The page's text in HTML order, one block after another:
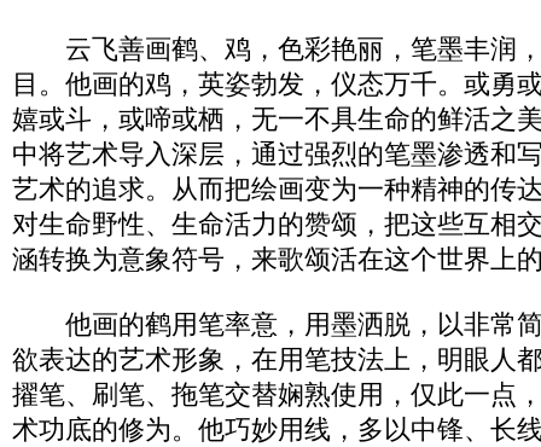
云飞善画鹤、鸡，色彩艳丽，笔墨丰润
目。他画的鸡，英姿勃发，仪态万千。或勇
嬉或斗，或啼或栖，无一不具生命的鲜活之
中将艺术导入深层，通过强烈的笔墨渗透和
艺术的追求。从而把绘画变为一种精神的传
对生命野性、生命活力的赞颂，把这些互相
涵转换为意象符号，来歌颂活在这个世界上
他画的鹤用笔率意，用墨洒脱，以非常
欲表达的艺术形象，在用笔技法上，明眼人
擢笔、刷笔、拖笔交替娴熟使用，仅此一点
术功底的修为。他巧妙用线，多以中锋、长